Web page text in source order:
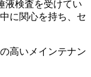
液検査を受けてい
に関心を持ち、セ
高いメインテナン